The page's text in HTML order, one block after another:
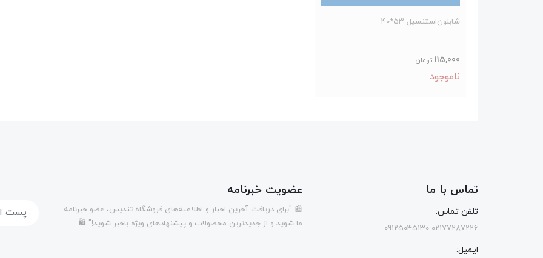
شابلون‌استنسیل ۵۳*۴۰
115,000 تومان
ناموجود
تماس با ما
تلفن تماس:
09125045130-02177287226
ایمیل:
عضویت خبرنامه
📰 "برای دریافت آخرین اخبار و اطلاعیه‌های فروشگاه تندیس، عضو خبرنامه
ما شوید و از جدیدترین محصولات و پیشنهادهای ویژه باخبر شوید!" 🛍️